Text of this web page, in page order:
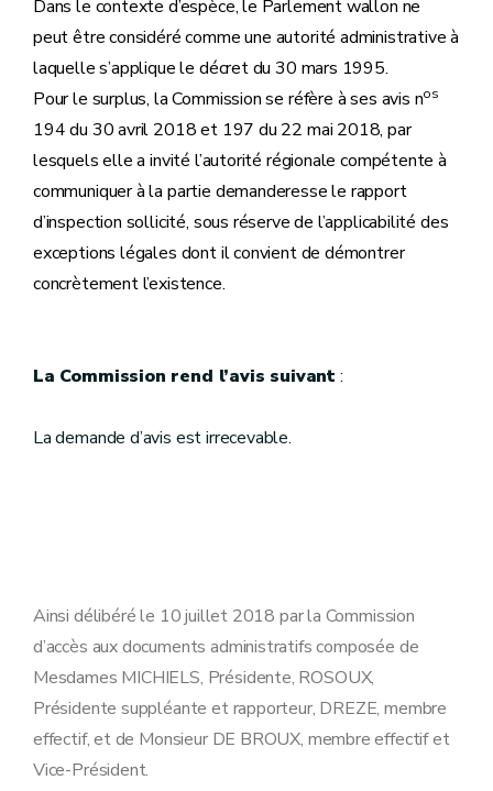
Dans le contexte d’espèce, le Parlement wallon ne
peut être considéré comme une autorité administrative à
laquelle s’applique le décret du 30 mars 1995.
Pour le surplus, la Commission se réfère à ses avis nos
194 du 30 avril 2018 et 197 du 22 mai 2018, par
lesquels elle a invité l’autorité régionale compétente à
communiquer à la partie demanderesse le rapport
d’inspection sollicité, sous réserve de l’applicabilité des
exceptions légales dont il convient de démontrer
concrètement l’existence.
La Commission rend l’avis suivant:
La demande d’avis est irrecevable.
Ainsi délibéré le 10 juillet 2018 par la Commission
d’accès aux documents administratifs composée de
Mesdames MICHIELS, Présidente, ROSOUX,
Présidente suppléante et rapporteur, DREZE, membre
effectif, et de Monsieur DE BROUX, membre effectif et
Vice-Président.